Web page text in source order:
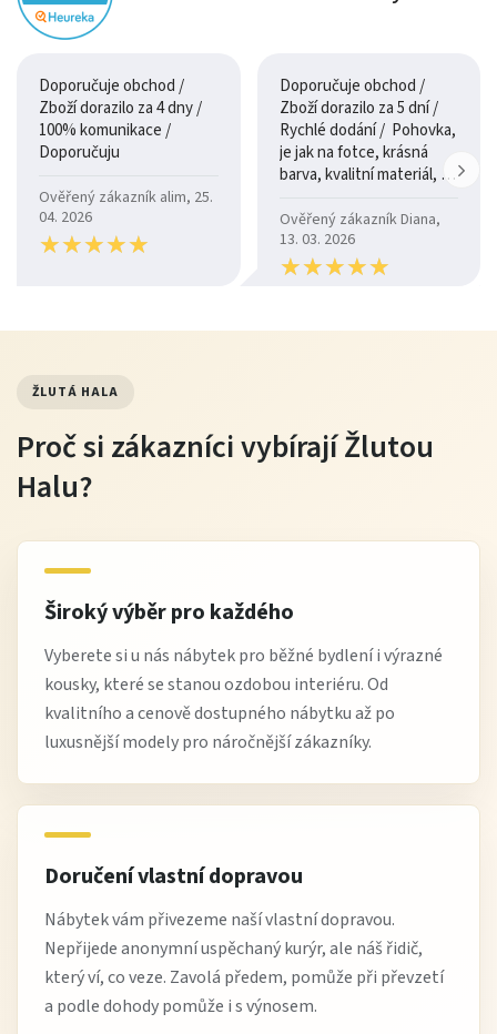
Doporučuje obchod /
Zboží dorazilo za 4 dny /
100% komunikace /
Doporučuju
Ověřený zákazník alim, 25.
04. 2026
★★★★★
★★★★★
Doporučuje obchod /
Zboží dorazilo za 5 dní /
Rychlé dodání / Pohovka,
je jak na fotce, krásná
barva, kvalitní materiál, a
Ověřený zákazník Diana,
13. 03. 2026
★★★★★
★★★★★
ŽLUTÁ HALA
Proč si zákazníci vybírají Žlutou
Halu?
Široký výběr pro každého
Vyberete si u nás nábytek pro běžné bydlení i výrazné
kousky, které se stanou ozdobou interiéru. Od
kvalitního a cenově dostupného nábytku až po
luxusnější modely pro náročnější zákazníky.
Doručení vlastní dopravou
Nábytek vám přivezeme naší vlastní dopravou.
Nepřijede anonymní uspěchaný kurýr, ale náš řidič,
který ví, co veze. Zavolá předem, pomůže při převzetí
a podle dohody pomůže i s výnosem.